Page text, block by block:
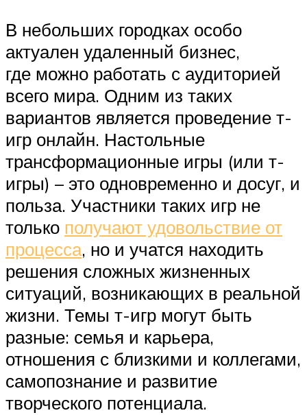
В небольших городках особо
актуален удаленный бизнес,
где можно работать с аудиторией
всего мира. Одним из таких
вариантов является проведение т-
игр онлайн. Настольные
трансформационные игры (или т-
игры) – это одновременно и досуг, и
польза. Участники таких игр не
только получают удовольствие от
процесса, но и учатся находить
решения сложных жизненных
ситуаций, возникающих в реальной
жизни. Темы т-игр могут быть
разные: семья и карьера,
отношения с близкими и коллегами,
самопознание и развитие
творческого потенциала.